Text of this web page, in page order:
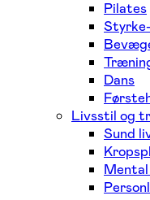
Pilates
Dans
Livsstil og
Sund